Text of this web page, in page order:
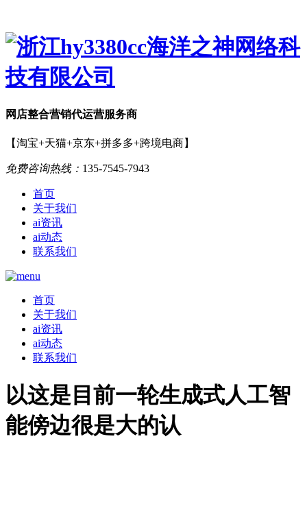
网店整合营销代运营服务商
【淘宝+天猫+京东+拼多多+跨境电商】
免费咨询热线： 135-7545-7943
首页
关于我们
ai资讯
ai动态
联系我们
首页
关于我们
ai资讯
ai动态
联系我们
以这是目前一轮生成式人工智
能傍边很是大的认